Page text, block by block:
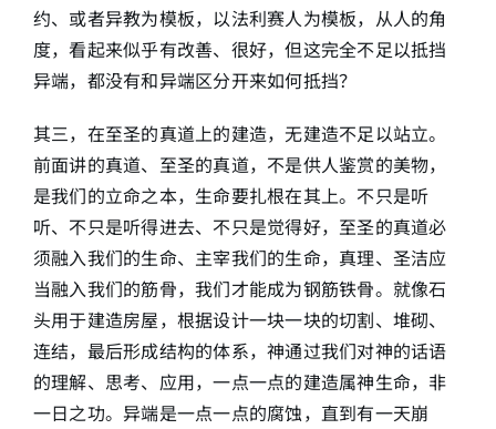
约、或者异教为模板，以法利赛人为模板，从人的角
度，看起来似乎有改善、很好，但这完全不足以抵挡
异端，都没有和异端区分开来如何抵挡？
其三，在至圣的真道上的建造，无建造不足以站立。
前面讲的真道、至圣的真道，不是供人鉴赏的美物，
是我们的立命之本，生命要扎根在其上。不只是听
听、不只是听得进去、不只是觉得好，至圣的真道必
须融入我们的生命、主宰我们的生命，真理、圣洁应
当融入我们的筋骨，我们才能成为钢筋铁骨。就像石
头用于建造房屋，根据设计一块一块的切割、堆砌、
连结，最后形成结构的体系，神通过我们对神的话语
的理解、思考、应用，一点一点的建造属神生命，非
一日之功。异端是一点一点的腐蚀，直到有一天崩